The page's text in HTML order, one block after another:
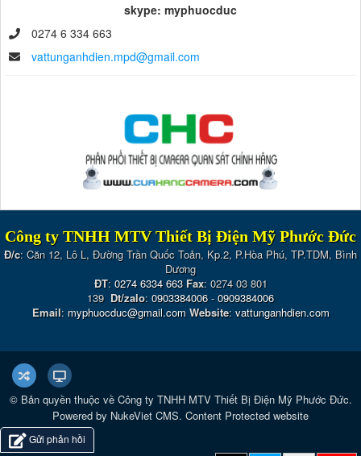
skype: myphuocduc
0274 6 334 663
vattunganhdien.mpd@gmail.com
Công ty TNHH MTV Thiết Bị Điện Mỹ Phước Đức
Đ/c: Căn 12, Lô L, Đường Trần Quốc Toản, Kp.2, P.Hòa Phú, TP.TDM, Bình
Dương
ĐT: 0274 6334 663 Fax: 0274 03 801
139 Dt/zalo: 0903384006-0909384006
Email: myphuocduc@gmail.com Website: vattunganhdien.com
Gửi phản hồi
© Bản quyền thuộc về Công ty TNHH MTV Thiết Bị Điện Mỹ Phước Đức.
Powered by NukeViet CMS. Content Protected website